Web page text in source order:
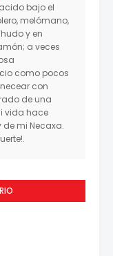
bajo el
melómano,
y en
a veces
como pocos
con
de una
vida hace
mi Necaxa.